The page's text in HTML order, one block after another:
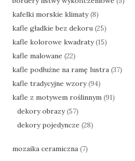
kafelki morskie klimaty (8)
kafle gładkie bez dekoru (25)
kafle kolorowe kwadraty (15)
kafle malowane (22)
kafle podłużne na ramę lustra (37)
kafle tradycyjne wzory (94)
kafle z motywem roślinnym (91)
dekory obrazy (57)
dekory pojedyncze (28)
mozaika ceramiczna (7)